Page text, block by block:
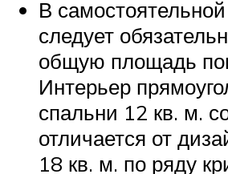
В
следует
общую площадь
Интерьер
спальни 12 кв. м.
отличается от
18 кв. м. по ряду